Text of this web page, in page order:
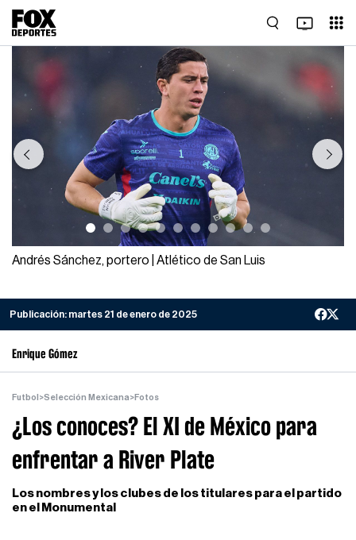
Previous Next
Andrés Sánchez, portero | Atlético de San Luis
Publicación: martes 21 de enero de 2025
Enrique Gómez
Futbol >Selección Mexicana>Fotos
¿Los conoces? El XI de México para
enfrentar a River Plate
Los nombres y los clubes de los titulares para el partido
en el Monumental